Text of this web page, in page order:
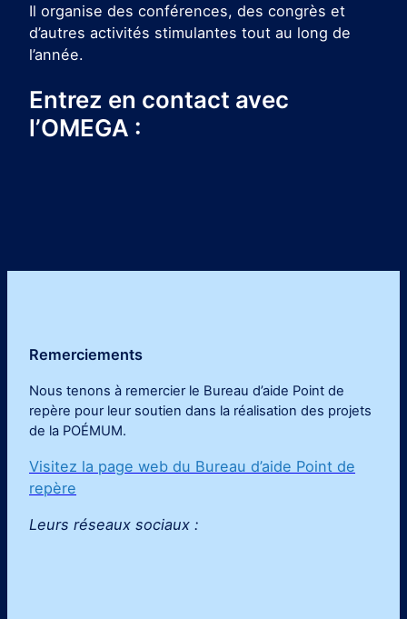
Il organise des conférences, des congrès et
d’autres activités stimulantes tout au long de
l’année.
Entrez en contact avec
l’OMEGA :
Remerciements
Nous tenons à remercier le Bureau d’aide Point de
repère pour leur soutien dans la réalisation des projets
de la POÉMUM.
Visitez la page web du Bureau d’aide Point de
repère
Leurs réseaux sociaux :